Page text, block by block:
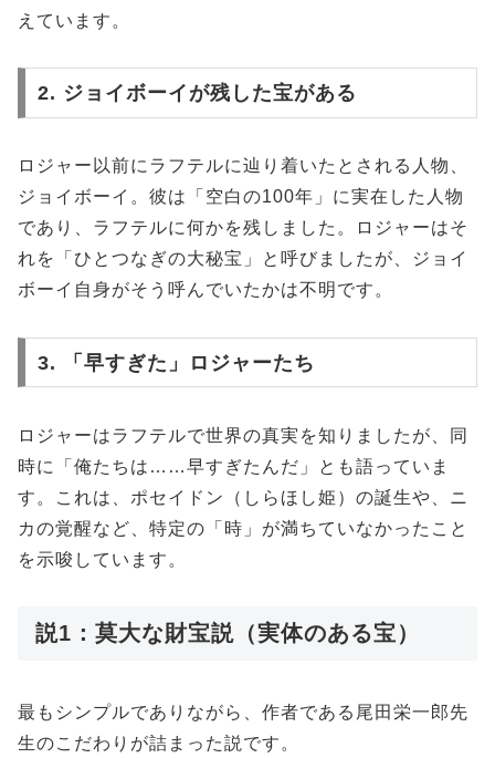
えています。
2. ジョイボーイが残した宝がある
ロジャー以前にラフテルに辿り着いたとされる人物、
ジョイボーイ。彼は「空白の100年」に実在した人物
であり、ラフテルに何かを残しました。ロジャーはそ
れを「ひとつなぎの大秘宝」と呼びましたが、ジョイ
ボーイ自身がそう呼んでいたかは不明です。
3. 「早すぎた」ロジャーたち
ロジャーはラフテルで世界の真実を知りましたが、同
時に「俺たちは……早すぎたんだ」とも語っていま
す。これは、ポセイドン（しらほし姫）の誕生や、ニ
カの覚醒など、特定の「時」が満ちていなかったこと
を示唆しています。
説1：莫大な財宝説（実体のある宝）
最もシンプルでありながら、作者である尾田栄一郎先
生のこだわりが詰まった説です。